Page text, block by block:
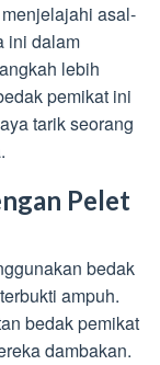
asal-
ini dalam
lebih
pemikat ini
tarik seorang
Pelet
bedak
ampuh.
bedak pemikat
dambakan.